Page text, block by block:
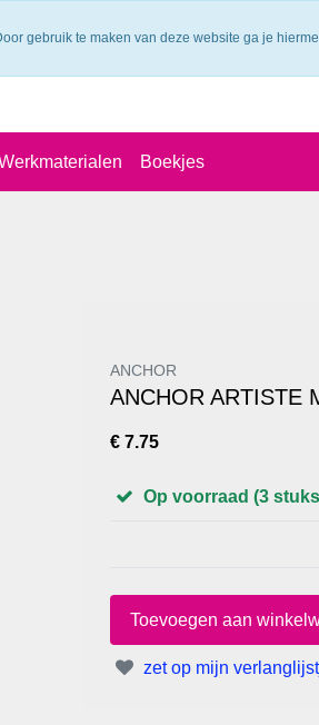
Boekjes
ANCHOR
ANCHOR ARTISTE
€ 7.75
Op voorraad (3
zet op mijn
gebruik te maken van deze website ga je